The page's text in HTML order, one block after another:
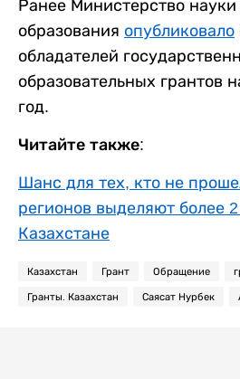
Ранее Министерство
образования опубликовало
обладателей
образовательных грантов
год.
Читайте также:
Шанс для тех, кто не
регионов выделяют более
Казахстане
Казахстан Грант Обращение
Гранты. Казахстан Саясат Нурбек